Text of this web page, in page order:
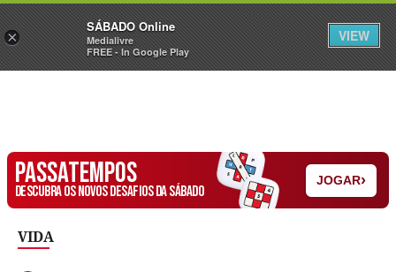
Sábado Assine Iniciar Sessão
PASSATEMPOS
DESCUBRA OS NOVOS DESAFIOS DA SÁBADO
JOGAR›
VIDA
×
SÁBADO Online
Medialivre
FREE - In Google Play
VIEW